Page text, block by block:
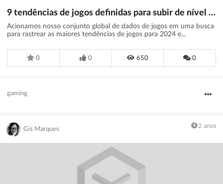
9 tendências de jogos definidas para subir de nível em 2024 - GWI
Acionamos nosso conjunto global de dados de jogos em uma busca
para rastrear as maiores tendências de jogos para 2024 e...
0 0 650 0
gaming
Gis Marques 2 anos